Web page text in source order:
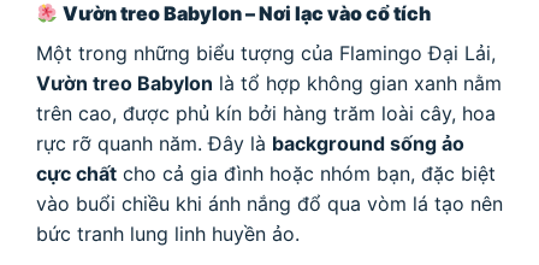
Vườn treo Babylon – Nơi lạc vào cổ tích
Một trong những biểu tượng của Flamingo Đại Lải,
Vườn treo Babylon là tổ hợp không gian xanh nằm
trên cao, được phủ kín bởi hàng trăm loài cây, hoa
rực rỡ quanh năm. Đây là background sống ảo
cực chất cho cả gia đình hoặc nhóm bạn, đặc biệt
vào buổi chiều khi ánh nắng đổ qua vòm lá tạo nên
bức tranh lung linh huyền ảo.